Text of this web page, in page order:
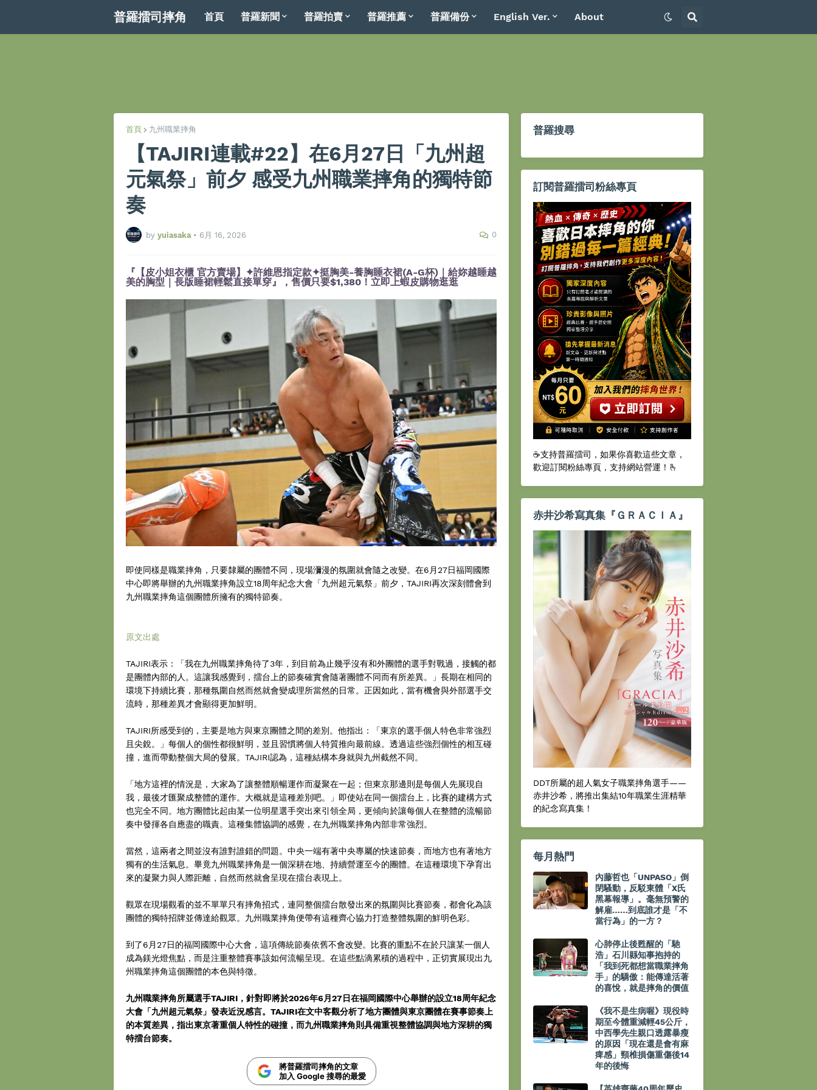
普羅擂司摔角 首頁 普羅新聞 普羅拍賣 普羅推薦 普羅備份 English Ver. About
首頁 九州職業摔角
【TAJIRI連載#22】在6月27日「九州超
元氣祭」前夕 感受九州職業摔角的獨特節
奏
by yuiasaka • 6月 16, 2026 0
『【皮小姐衣櫃 官方賣場】✦許維恩指定款✦挺胸美-養胸睡衣裙(A-G杯)｜給妳越睡越
美的胸型｜長版睡裙輕鬆直接單穿』，售價只要$1,380！立即上蝦皮購物逛逛
即使同樣是職業摔角，只要隸屬的團體不同，現場瀰漫的氛圍就會隨之改變。在6月27日福岡國際
中心即將舉辦的九州職業摔角設立18周年紀念大會「九州超元氣祭」前夕，TAJIRI再次深刻體會到
九州職業摔角這個團體所擁有的獨特節奏。
原文出處
TAJIRI表示：「我在九州職業摔角待了3年，到目前為止幾乎沒有和外團體的選手對戰過，接觸的都
是團體內部的人。這讓我感覺到，擂台上的節奏確實會隨著團體不同而有所差異。」長期在相同的
環境下持續比賽，那種氛圍自然而然就會變成理所當然的日常。正因如此，當有機會與外部選手交
流時，那種差異才會顯得更加鮮明。
TAJIRI所感受到的，主要是地方與東京團體之間的差別。他指出：「東京的選手個人特色非常強烈
且尖銳。」每個人的個性都很鮮明，並且習慣將個人特質推向最前線。透過這些強烈個性的相互碰
撞，進而帶動整個大局的發展。TAJIRI認為，這種結構本身就與九州截然不同。
「地方這裡的情況是，大家為了讓整體順暢運作而凝聚在一起；但東京那邊則是每個人先展現自
我，最後才匯聚成整體的運作。大概就是這種差別吧。」即使站在同一個擂台上，比賽的建構方式
也完全不同。地方團體比起由某一位明星選手突出來引領全局，更傾向於讓每個人在整體的流暢節
奏中發揮各自應盡的職責。這種集體協調的感覺，在九州職業摔角內部非常強烈。
當然，這兩者之間並沒有誰對誰錯的問題。中央一端有著中央專屬的快速節奏，而地方也有著地方
獨有的生活氣息。畢竟九州職業摔角是一個深耕在地、持續營運至今的團體。在這種環境下孕育出
來的凝聚力與人際距離，自然而然就會呈現在擂台表現上。
觀眾在現場觀看的並不單單只有摔角招式，連同整個擂台散發出來的氛圍與比賽節奏，都會化為該
團體的獨特招牌並傳達給觀眾。九州職業摔角便帶有這種齊心協力打造整體氛圍的鮮明色彩。
到了6月27日的福岡國際中心大會，這項傳統節奏依舊不會改變。比賽的重點不在於只讓某一個人
成為鎂光燈焦點，而是注重整體賽事該如何流暢呈現。在這些點滴累積的過程中，正切實展現出九
州職業摔角這個團體的本色與特徵。
九州職業摔角所屬選手TAJIRI，針對即將於2026年6月27日在福岡國際中心舉辦的設立18周年紀念
大會「九州超元氣祭」發表近況感言。TAJIRI在文中客觀分析了地方團體與東京團體在賽事節奏上
的本質差異，指出東京著重個人特性的碰撞，而九州職業摔角則具備重視整體協調與地方深耕的獨
特擂台節奏。
將普羅擂司摔角的文章
加入 Google 搜尋的最愛
普羅搜尋
訂閱普羅擂司粉絲專頁
☕️支持普羅擂司，如果你喜歡這些文章，
歡迎訂閱粉絲專頁，支持網站營運！🫰
赤井沙希寫真集『ＧＲＡＣＩＡ』
DDT所屬的超人氣女子職業摔角選手——
赤井沙希，將推出集結10年職業生涯精華
的紀念寫真集！
每月熱門
內藤哲也「UNPASO」倒
閉騷動，反駁東體「X氏
黑幕報導」。毫無預警的
解雇……到底誰才是「不
當行為」的一方？
心肺停止後甦醒的「馳
浩」石川縣知事抱持的
「我到死都想當職業摔角
手」的驕傲：能傳達活著
的喜悅，就是摔角的價值
《我不是生病喔》現役時
期至今體重減輕45公斤，
中西學先生親口透露暴瘦
的原因「現在還是會有麻
痺感」頸椎損傷重傷後14
年的後悔